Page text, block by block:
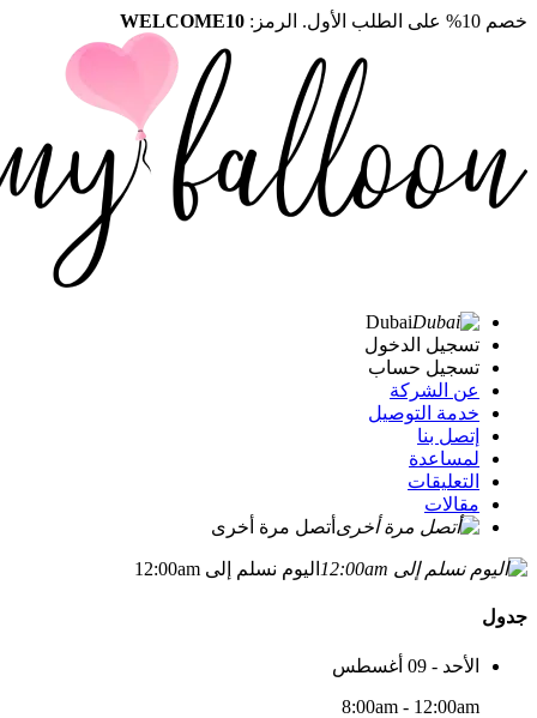
خصم 10% على الطلب الأول. الرمز: WELCOME10
Dubai
تسجيل الدخول
تسجيل حساب
عن الشركة
خدمة التوصيل
إتصل بنا
لمساعدة
التعليقات
مقالات
أتصل مرة أخرى
اليوم نسلم إلى 12:00am
جدول
الأحد - 09 أغسطس
8:00am - 12:00am